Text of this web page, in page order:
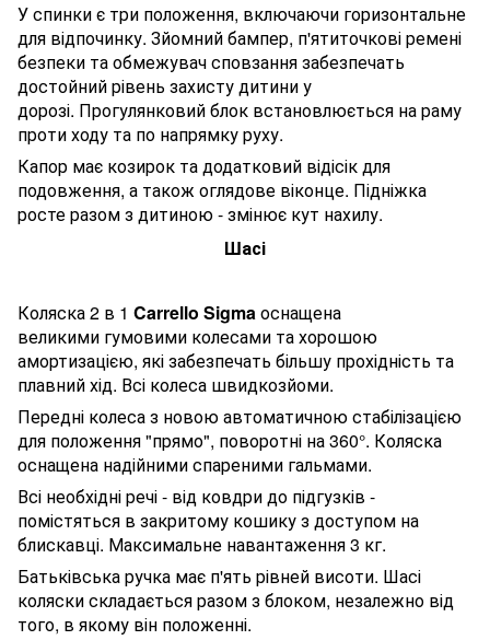
У спинки є три положення, включаючи горизонтальне
для відпочинку. Зйомний бампер, п'ятиточкові ремені
безпеки та обмежувач сповзання забезпечать
достойний рівень захисту дитини у
дорозі. Прогулянковий блок встановлюється на раму
проти ходу та по напрямку руху.
Капор має козирок та додатковий відісік для
подовження, а також оглядове віконце. Підніжка
росте разом з дитиною - змінює кут нахилу.
Шасі
Коляска 2 в 1 Carrello Sigmaоснащена
великими гумовими колесами та хорошою
амортизацією, які забезпечать більшу прохідність та
плавний хід. Всі колеса швидкозйоми.
Передні колеса з новою автоматичною стабілізацією
для положення "прямо", поворотні на 360°. Коляска
оснащена надійними спареними гальмами.
Всі необхідні речі - від ковдри до підгузків -
помістяться в закритому кошику з доступом на
блискавці. Максимальне навантаження 3 кг.
Батьківська ручка має п'ять рівней висоти. Шасі
коляски складається разом з блоком, незалежно від
того, в якому він положенні.